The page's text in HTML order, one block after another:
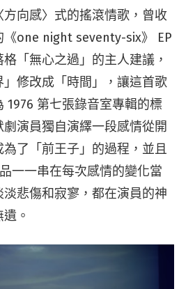
向感〉式的搖滾情歌，曾收
《one night seventy-six》 EP
「無心之過」的­主人建議，
修改成「時間」，讓這首歌
197­6 第七張錄音室專輯的標
演員獨自演繹一段感情從開
了「前王子」的過程，並且
一一串在每次感情的變化當
悲傷和寂寥，都在演員的神
。